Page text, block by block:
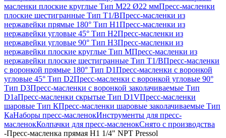
масленки плоские круглые Тип M22 Ø22 ммПресс-масленки
плоские шестигранные Тип T1/BПресс-масленки из
нержавейки прямые 180° Тип H1Пресс-масленки из
нержавейки угловые 45° Тип H2Пресс-масленки из
нержавейки угловые 90° Тип H3Пресс-масленки из
нержавейки плоские круглые Тип MПресс-масленки из
нержавейки плоские шестигранные Тип T1/BПресс-масленки
с воронкой прямые 180° Тип D1Пресс-масленки с воронкой
угловые 45° Тип D2Пресс-масленки с воронкой угловые 90°
Тип D3Пресс-масленки с воронкой заколачиваемые Тип
D1aПресс-масленки скрытые Тип D1VПресс-масленки
шаровые Тип КПресс-масленки шаровые заколачиваемые Тип
КaНаборы пресс-масленокИнструменты для пресс-
масленокКолпачки для пресс-масленокСнято с производства
-Пресс-масленка прямая H1 1/4" NPT Pressol